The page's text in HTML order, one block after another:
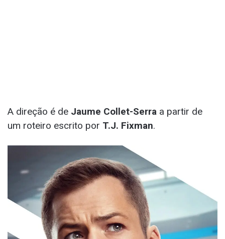
A direção é de Jaume Collet-Serra a partir de
um roteiro escrito por T.J. Fixman.